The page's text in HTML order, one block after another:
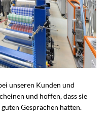
unseren Kunden und
und hoffen, dass sie
Gesprächen hatten.